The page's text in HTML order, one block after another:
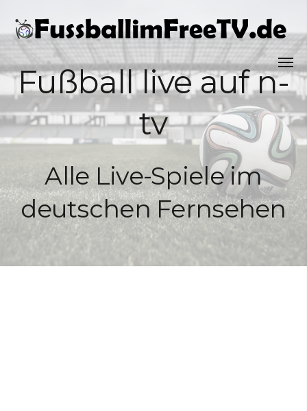
Fußball live auf n-
tv
Alle Live-Spiele im
deutschen Fernsehen